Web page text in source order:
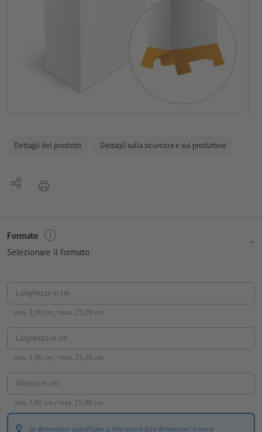
Dettagli del prodotto Dettagli sulla sicurezza e sul produttore
Condividistampare
Formato
Selezionare il formato
Lunghezza in cm
min. 3,00 cm / max. 25,00 cm
Larghezza in cm
min. 3,00 cm / max. 25,00 cm
Altezza in cm
min. 7,00 cm / max. 25,00 cm
Le dimensioni specificate si riferiscono alle dimensioni interne